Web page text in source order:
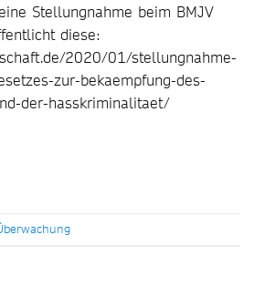
Stellungnahme beim BMJV
diese:
2020/01/stellungnahme-
zur-bekaempfung-des-
der-hasskriminalitaet/